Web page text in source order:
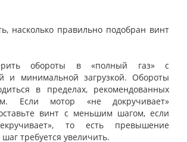
насколько правильно подобран винт
обороты в «полный газ» с
и минимальной загрузкой. Обороты
в пределах, рекомендованных
Если мотор «не докручивает»
винт с меньшим шагом, если
то есть превышение
требуется увеличить.